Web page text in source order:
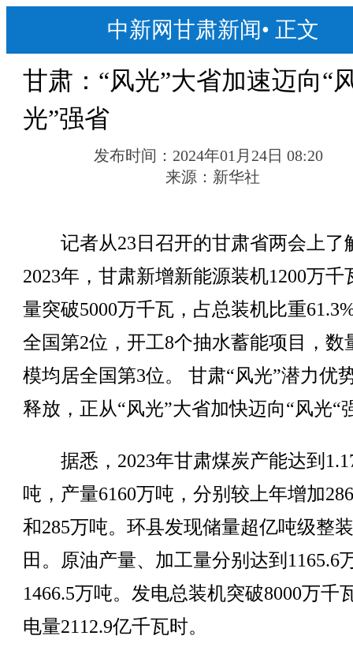
中新网甘肃新闻• 正文
甘肃：“风光”大省加速迈向“
光”强省
发布时间： 2024年01月24日 08:20
来源： 新华社
记者从23日召开的甘肃省两会上了
2023年，甘肃新增新能源装机1200万千
量突破5000万千瓦，占总装机比重
全国第2位，开工8个抽水蓄能项目，数
模均居全国第3位。 甘肃“风光”潜力优
释放，正从“风光”大省加快迈向“风光“
据悉，2023年甘肃煤炭产能达到
吨，产量6160万吨，分别较上年增加
和285万吨。环县发现储量超亿吨级整
田。原油产量、加工量分别达到1165.6
1466.5万吨。发电总装机突破8000万千
电量2112.9亿千瓦时。